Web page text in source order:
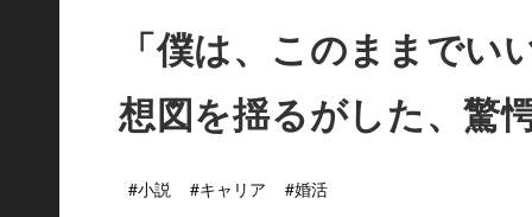
「僕は、このままで
想図を揺るがした、驚
#小説 #キャリア #婚活